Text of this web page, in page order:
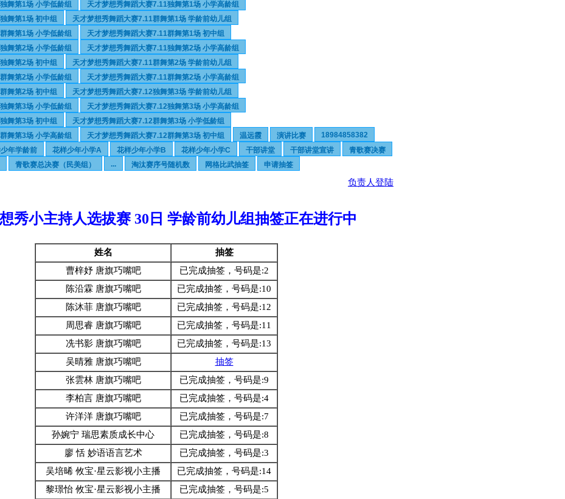
舞第1场 小学低龄组
天才梦想秀舞蹈大赛7.11独舞第1场 小学高龄组
舞第1场 初中组
天才梦想秀舞蹈大赛7.11群舞第1场 学龄前幼儿组
舞第1场 小学低龄组
天才梦想秀舞蹈大赛7.11群舞第1场 初中组
舞第2场 小学低龄组
天才梦想秀舞蹈大赛7.11独舞第2场 小学高龄组
舞第2场 初中组
天才梦想秀舞蹈大赛7.11群舞第2场 学龄前幼儿组
舞第2场 小学低龄组
天才梦想秀舞蹈大赛7.11群舞第2场 小学高龄组
舞第2场 初中组
天才梦想秀舞蹈大赛7.12独舞第3场 学龄前幼儿组
舞第3场 小学低龄组
天才梦想秀舞蹈大赛7.12独舞第3场 小学高龄组
舞第3场 初中组
天才梦想秀舞蹈大赛7.12群舞第3场 小学低龄组
舞第3场 小学高龄组
天才梦想秀舞蹈大赛7.12群舞第3场 初中组 温远霞 演讲比赛
18984858382
年学龄前 花样少年小学A 花样少年小学B 花样少年小学C 干部讲堂 干部讲堂宣讲
青歌赛决赛
青歌赛总决赛（民美组） ... 淘汰赛序号随机数 网格比武抽签 申请抽签
负责人登陆
秀小主持人选拔赛 30日 学龄前幼儿组抽签正在进行中
姓名
抽签
曹梓妤 唐旗巧嘴吧
已完成抽签，号码是:2
陈沿霖 唐旗巧嘴吧
已完成抽签，号码是:10
陈沐菲 唐旗巧嘴吧
已完成抽签，号码是:12
周思睿 唐旗巧嘴吧
已完成抽签，号码是:11
冼书影 唐旗巧嘴吧
已完成抽签，号码是:13
吴晴雅 唐旗巧嘴吧
抽签
张雲林 唐旗巧嘴吧
已完成抽签，号码是:9
李柏言 唐旗巧嘴吧
已完成抽签，号码是:4
许洋洋 唐旗巧嘴吧
已完成抽签，号码是:7
孙婉宁 瑞思素质成长中心
已完成抽签，号码是:8
廖 恬 妙语语言艺术
已完成抽签，号码是:3
吴培晞 攸宝·星云影视小主播
已完成抽签，号码是:14
黎璟怡 攸宝·星云影视小主播
已完成抽签，号码是:5